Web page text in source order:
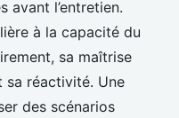
avant l’entretien.
à la capacité du
sa maîtrise
sa réactivité. Une
des scénarios